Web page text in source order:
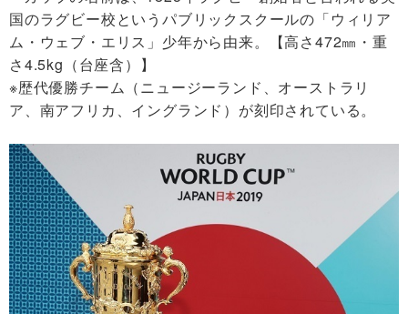
国のラグビー校というパブリックスクールの「ウィリア
ム・ウェブ・エリス」少年から由来。
【高さ472㎜・重
さ4.5kg（台座含）】
※歴代優勝チーム（ニュージーランド、オーストラリ
ア、南アフリカ、イングランド）が刻印されている。